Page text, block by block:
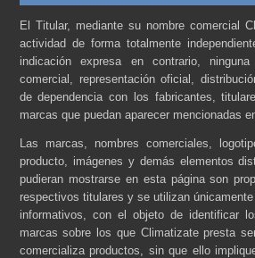
El Titular, mediante su nombre comercial
actividad de forma totalmente
indicación expresa en contrario, ninguna
comercial, representación oficial,
de dependencia con los fabricantes,
marcas que puedan aparecer mencionadas
Las marcas, nombres comerciales,
producto, imágenes y demás elementos
pudieran mostrarse en esta página son
respectivos titulares y se utilizan
informativos, con el objeto de identificar
marcas sobre los que Climatizate presta
comercializa productos, sin que ello